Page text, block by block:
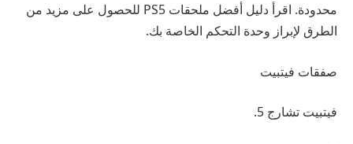
محدودة. اقرأ دليل أفضل ملحقات PS5 للحصول على مزيد من
الطرق لإبراز وحدة التحكم الخاصة بك.
صفقات فيتبيت
فيتبيت تشارج 5.